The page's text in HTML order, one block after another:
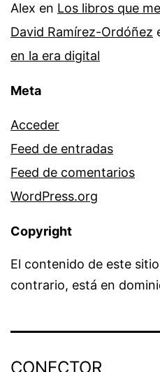
Alex en Los libros que
David Ramírez-Ordóñez
en la era digital
Meta
Acceder
Feed de entradas
Feed de comentarios
WordPress.org
Copyright
El contenido de este
contrario, está en
CONECTOR